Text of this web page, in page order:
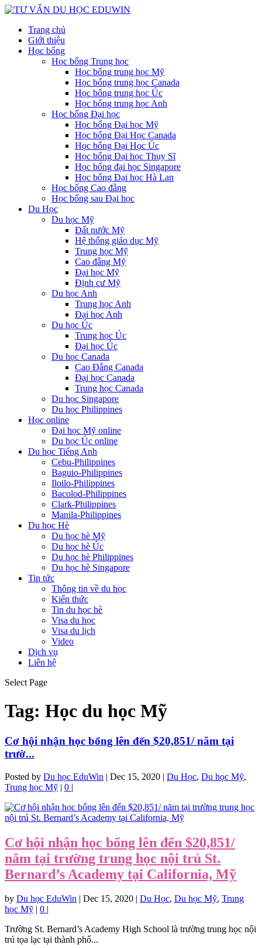
Trang chủ
Giới thiệu
Học bổng
Học bổng Trung học
Học bổng trung học Mỹ
Học bổng trung học Canada
Học bổng trung học Úc
Học bổng trung học Anh
Học bổng Đại học
Học bổng Đại học Mỹ
Học bổng Đại Học Canada
Học bổng Đại Học Úc
Học bổng Đại học Thụy Sĩ
Học bổng đại học Singapore
Học bổng Đại học Hà Lan
Học bổng Cao đẵng
Học bổng sau Đại học
Du Học
Du học Mỹ
Đất nước Mỹ
Hệ thống giáo dục Mỹ
Trung học Mỹ
Cao đẵng Mỹ
Đại học Mỹ
Định cư Mỹ
Du học Anh
Trung học Anh
Đại học Anh
Du học Úc
Trung học Úc
Đại học Úc
Du học Canada
Cao Đẵng Canada
Đại học Canada
Trung học Canada
Du học Singapore
Du học Philippines
Học online
Đại học Mỹ online
Du học Úc online
Du học Tiếng Anh
Cebu-Philippines
Baguio-Philippines
Iloilo-Philippines
Bacolod-Philippines
Clark-Philippines
Manila-Philippines
Du học Hè
Du học hè Mỹ
Du học hè Úc
Du học hè Philippines
Du học hè Singapore
Tin tức
Thông tin về du học
Kiến thức
Tin du học hè
Visa du học
Visa du lịch
Video
Dịch vụ
Liên hệ
Select Page
Tag: Học du học Mỹ
Cơ hội nhận học bổng lên đến $20,851/ năm tại
trườ...
Posted by Du học EduWin | Dec 15, 2020 | Du Học, Du học Mỹ,
Trung học Mỹ | 0 |
Cơ hội nhận học bổng lên đến $20,851/
năm tại trường trung học nội trú St.
Bernard’s Academy tại California, Mỹ
by Du học EduWin | Dec 15, 2020 | Du Học, Du học Mỹ, Trung
học Mỹ | 0 |
Trường St. Bernard’s Academy High School là trường trung học nội
trú tọa lạc tại thành phố...